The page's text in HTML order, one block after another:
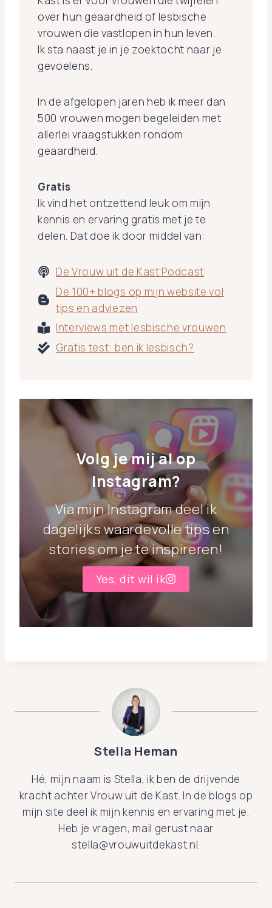
over hun geaardheid of lesbische
vrouwen die vastlopen in hun leven.
Ik sta naast je in je zoektocht naar je
gevoelens.
In de afgelopen jaren heb ik meer dan
500 vrouwen mogen begeleiden met
allerlei vraagstukken rondom
geaardheid.
Gratis
Ik vind het ontzettend leuk om mijn
kennis en ervaring gratis met je te
delen. Dat doe ik door middel van:
De Vrouw uit de Kast Podcast
De 100+ blogs op mijn website vol
tips en adviezen
Interviews met lesbische vrouwen
Gratis test: ben ik lesbisch?
Volg je mij al op
Instagram?
Via mijn Instagram deel ik
dagelijks waardevolle tips en
stories om je te inspireren!
Yes, dit wil ik
Stella Heman
Hé, mijn naam is Stella, ik ben de drijvende
kracht achter Vrouw uit de Kast. In de blogs op
mijn site deel ik mijn kennis en ervaring met je.
Heb je vragen, mail gerust naar
stella@vrouwuitdekast.nl.